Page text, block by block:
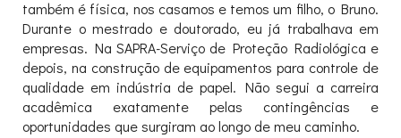
também é física, nos casamos e temos um filho, o Bruno.
Durante o mestrado e doutorado, eu já trabalhava em
empresas. Na SAPRA-Serviço de Proteção Radiológica e
depois, na construção de equipamentos para controle de
qualidade em indústria de papel. Não segui a carreira
acadêmica exatamente pelas contingências e
oportunidades que surgiram ao longo de meu caminho.